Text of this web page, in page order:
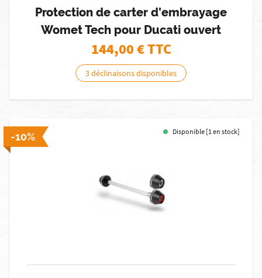
Protection de carter d'embrayage
Womet Tech pour Ducati ouvert
144,00€ TTC
3 déclinaisons disponibles
-10% Disponible [1 en stock]